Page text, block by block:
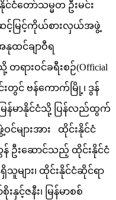
င်ငံတော်သမ္မတ ဦးမင်း
င့်မြင့်ကိုယ်စားလှယ်အဖွဲ့
နုထင်ချာဝီရ
ားဝင်ခရီးစဉ်(Official
းတွင် ဗန်ကောက်မြို့၊ ဒွန်
ြန်မာနိုင်ငံသို့ ပြန်လည်ထွက်
များအား ထိုင်းနိုင်ငံ
န် ဦးဆောင်သည့် ထိုင်းနိုင်ငံ
သူများ၊ ထိုင်းနိုင်ငံဆိုင်ရာ
နှင့်ဇနီး၊ မြန်မာစစ်